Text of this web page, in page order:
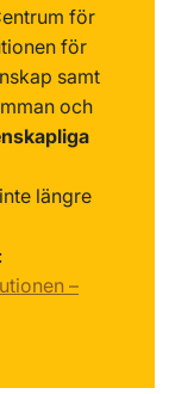
för
för
samt
och
längre
–